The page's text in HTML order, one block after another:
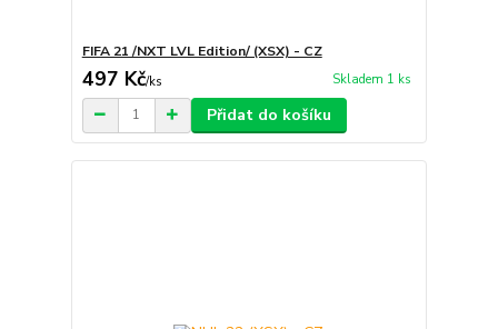
FIFA 21 /NXT LVL Edition/ (XSX) - CZ
497 Kč/ks Skladem 1 ks
Přidat do košíku